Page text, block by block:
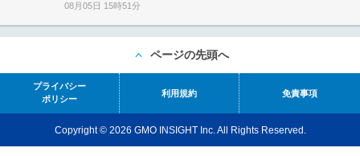
08月05日 15時51分
ページの先頭へ
プライバシー
ポリシー
利用規約 免責事項
Copyright © 2026 GMO INSIGHT Inc. All Rights Reserved.